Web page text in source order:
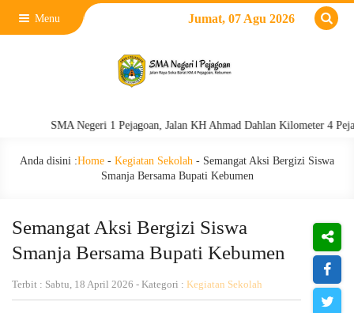
Menu Jumat, 07 Agu 2026
SMA Negeri 1 Pejagoan, Jalan KH Ahmad Dahlan Kilometer 4 Pejagoan,
Anda disini :Home - Kegiatan Sekolah - Semangat Aksi Bergizi Siswa
Smanja Bersama Bupati Kebumen
Semangat Aksi Bergizi Siswa
Smanja Bersama Bupati Kebumen
Terbit : Sabtu, 18 April 2026 - Kategori : Kegiatan Sekolah